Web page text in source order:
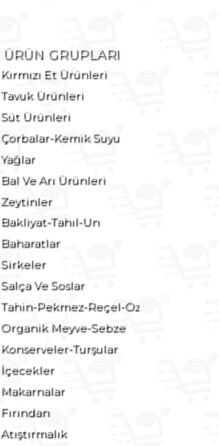
ÜRÜN GRUPLARI
Kırmızı Et Ürünleri
Tavuk Ürünleri
Süt Ürünleri
Çorbalar-Kemik Suyu
Yağlar
Bal Ve Arı Ürünleri
Zeytinler
Bakliyat-Tahıl-Un
Baharatlar
Sirkeler
Salça Ve Soslar
Tahin-Pekmez-Reçel-Öz
Organik Meyve-Sebze
Konserveler-Turşular
İçecekler
Makarnalar
Fırından
Atıştırmalık